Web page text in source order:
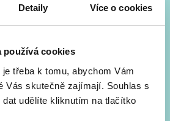
Detaily Více o cookies
používá cookies
třeba k tomu, abychom Vám
Vás skutečně zajímají. Souhlas s
udělíte kliknutím na tlačítko
každý měsíc rovnou do mailu!
adaptace a další.